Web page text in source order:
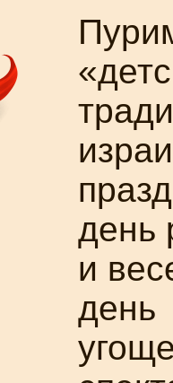
день
и
день